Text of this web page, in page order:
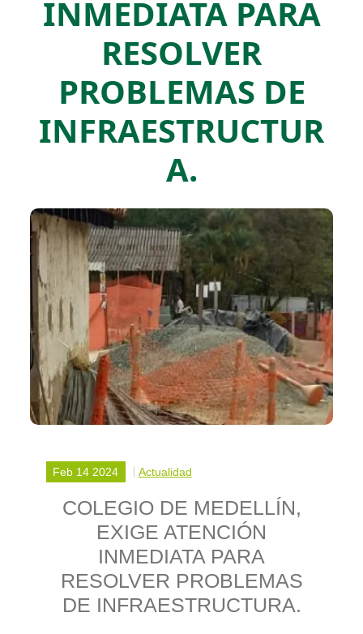
INMEDIATA PARA
RESOLVER
PROBLEMAS DE
INFRAESTRUCTUR
A.​
Feb 14 2024 Actualidad
COLEGIO DE MEDELLÍN,
EXIGE ATENCIÓN
INMEDIATA PARA
RESOLVER PROBLEMAS
DE INFRAESTRUCTURA.